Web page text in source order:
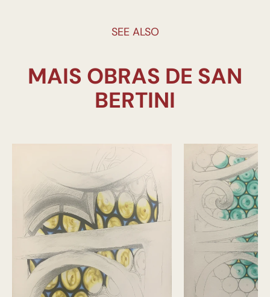
SEE ALSO
MAIS OBRAS DE SAN